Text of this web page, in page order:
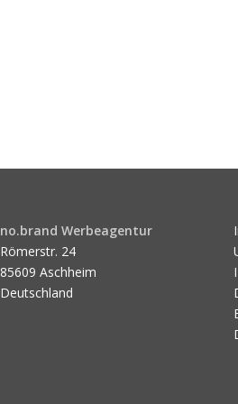
no.brand Werbeagentur
Römerstr. 24
85609 Aschheim
Deutschland